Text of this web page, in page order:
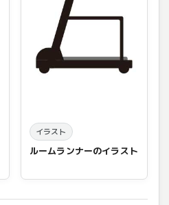
イラスト
ルームランナーのイラスト